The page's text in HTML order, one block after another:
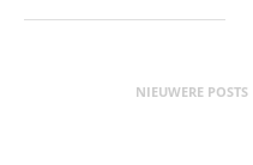
NIEUWERE POSTS